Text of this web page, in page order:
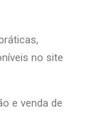
no site
e venda de